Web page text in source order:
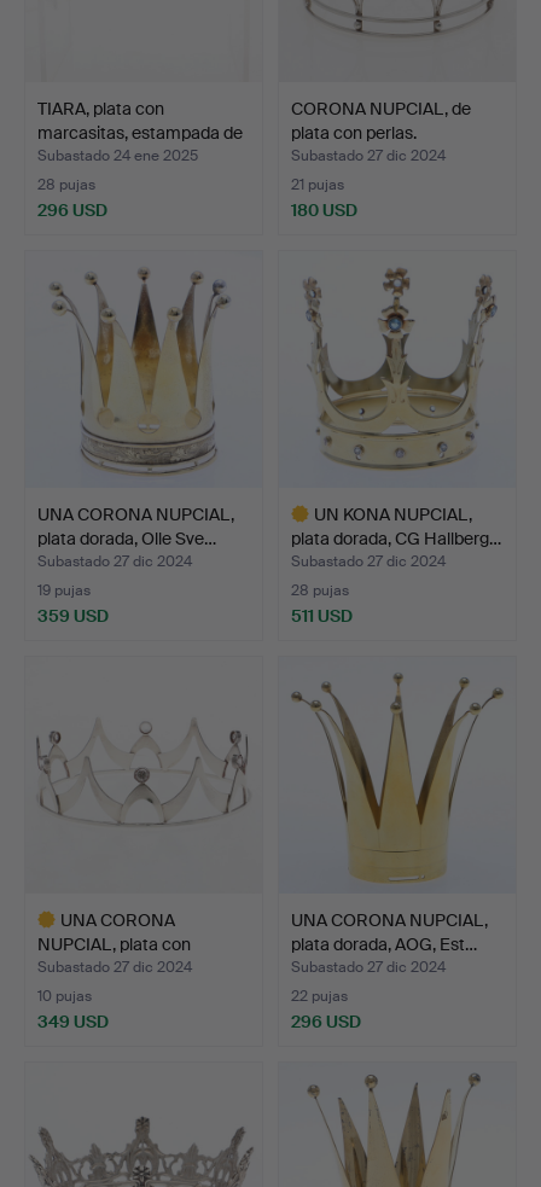
TIARA, plata con
marcasitas, estampada de
…
Subastado 24 ene 2025
28 pujas
296 USD
CORONA NUPCIAL, de
plata con perlas.
Subastado 27 dic 2024
21 pujas
180 USD
UNA CORONA NUPCIAL,
plata dorada, Olle Sve…
Subastado 27 dic 2024
19 pujas
359 USD
UN KONA NUPCIAL,
plata dorada, CG Hallberg…
Subastado 27 dic 2024
28 pujas
511 USD
UNA CORONA
NUPCIAL, plata con
cristales de…
Subastado 27 dic 2024
10 pujas
349 USD
UNA CORONA NUPCIAL,
plata dorada, AOG, Est…
Subastado 27 dic 2024
22 pujas
296 USD